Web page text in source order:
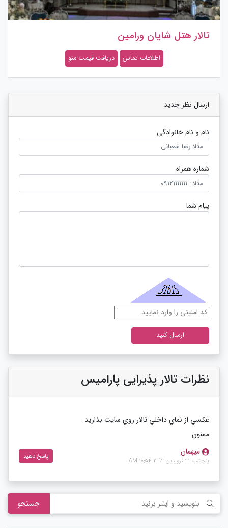
تالار هتل شایان ورامین
اطلاعات تماس دریافت قیمت منو
ارسال نظر جدید
نام و نام خانوادگی
شماره همراه
پیام شما
نظرات تالار پذیرایی پارامیس
عكسي از نماي داخلي تالار روي سايت بذاريد
ممنون
میهمان
پنجشنبه 21 فروردین 1393 10:54 AM
پاسخ دهید
جستجو